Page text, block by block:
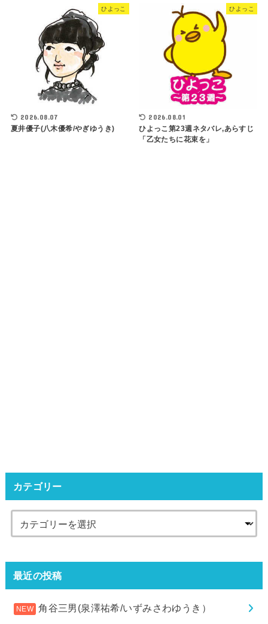
ひよっこ
2026.08.07
夏井優子(八木優希/やぎゆうき)
ひよっこ
2026.08.01
ひよっこ第23週ネタバレ,あらすじ
「乙女たちに花束を」
カテゴリー
最近の投稿
角谷三男(泉澤祐希/いずみさわゆうき）